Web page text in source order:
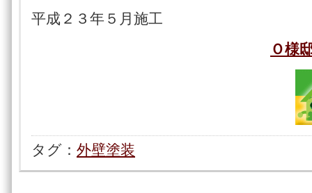
平成２３年５月施工
Ｏ様
タグ： 外壁塗装